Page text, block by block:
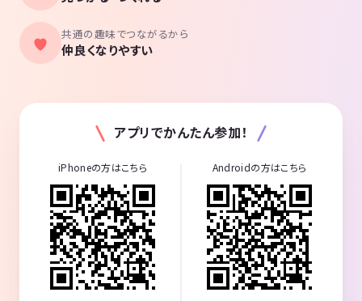
共通の趣味でつながるから
仲良くなりやすい
アプリでかんたん参加！
iPhoneの方はこちら Androidの方はこちら